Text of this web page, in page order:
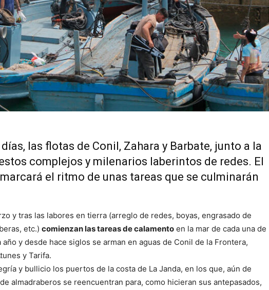
las flotas de Conil, Zahara y Barbate, junto a la
complejos y milenarios laberintos de redes. El
el ritmo de unas tareas que se culminarán
y tras las labores en tierra (arreglo de redes, boyas, engrasado de
etc.) comienzan las tareas de calamento en la mar de cada una de
año y desde hace siglos se arman en aguas de Conil de la Frontera,
y Tarifa.
y bullicio los puertos de la costa de La Janda, en los que, aún de
almadraberos se reencuentran para, como hicieran sus antepasados,